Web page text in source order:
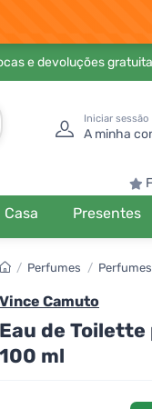
e devoluções
Iniciar sessão
A minha
Casa Presentes
/ Perfumes /
Vince Camuto
Eau de Toilette
100 ml